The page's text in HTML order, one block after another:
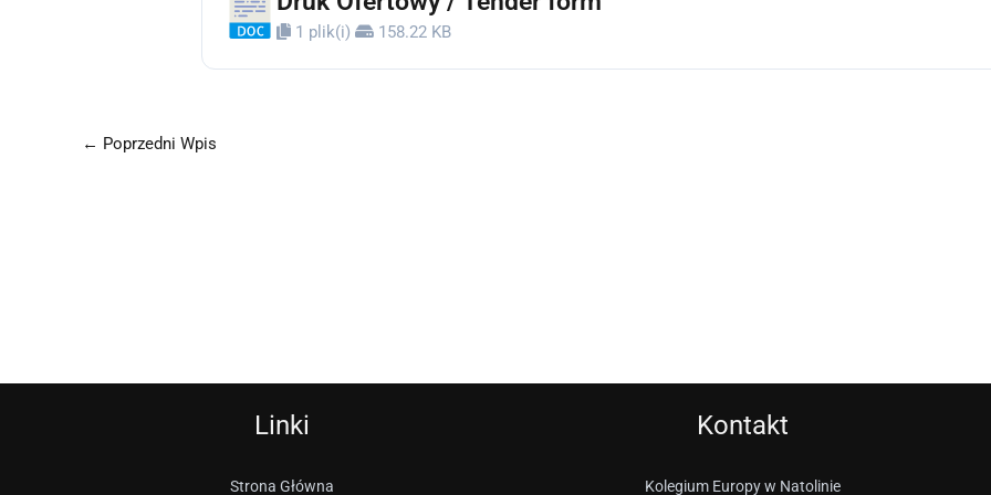
1 plik(i) 158.22 KB
← Poprzedni Wpis
Linki
Strona Główna
Kontakt
Kolegium Europy w Natolinie